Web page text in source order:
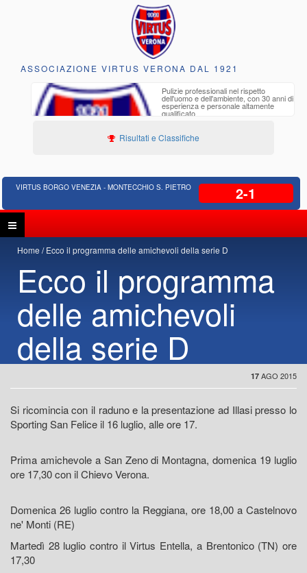
ASSOCIAZIONE VIRTUS VERONA DAL 1921
Pulizie professionali nel rispetto
dell'uomo e dell'ambiente, con 30 anni di
esperienza e personale altamente
qualificato
Risultati e Classifiche
VIRTUS BORGO VENEZIA - MONTECCHIO S. PIETRO 2-1
Home Ecco il programma delle amichevoli della serie D
Ecco il programma
delle amichevoli
della serie D
17 AGO 2015
Si ricomincia con il raduno e la presentazione ad Illasi presso lo
Sporting San Felice il 16 luglio, alle ore 17.
Prima amichevole a San Zeno di Montagna, domenica 19 luglio
ore 17,30 con il Chievo Verona.
Domenica 26 luglio contro la Reggiana, ore 18,00 a Castelnovo
ne' Monti (RE)
Martedì 28 luglio contro il Virtus Entella, a Brentonico (TN) ore
17,30